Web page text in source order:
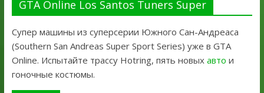
GTA Online Los Santos Tuners Super
Супер машины из суперсерии Южного Сан-Андреаса
(Southern San Andreas Super Sport Series) уже в GTA
Online. Испытайте трассу Hotring, пять новых авто и
гоночные костюмы.